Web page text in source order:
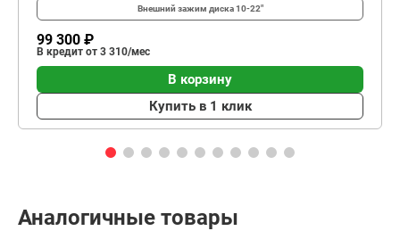
Внешний зажим диска10-22"
99 300 ₽
В кредит от 3 310/мес
В корзину
Купить в 1 клик
Аналогичные товары